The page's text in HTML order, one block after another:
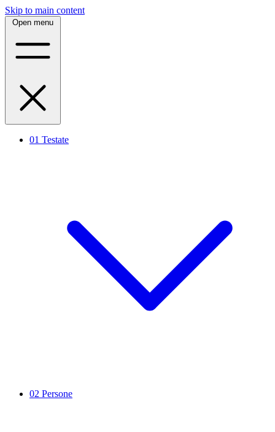
Skip to main content
Open menu
01 Testate
02 Persone